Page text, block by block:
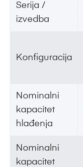
Serija /
izvedba
Konfiguracija
Nominalni
kapacitet
hlađenja
Nominalni
kapacitet